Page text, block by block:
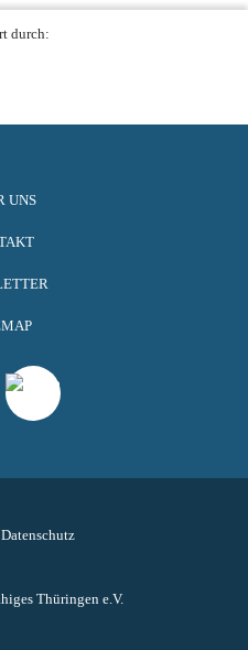
durch:
UNS
Datenschutz
Thüringen e.V.